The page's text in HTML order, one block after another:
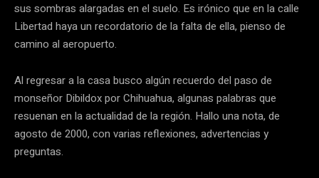
sus sombras alargadas en el suelo. Es irónico que en la calle
Libertad haya un recordatorio de la falta de ella, pienso de
camino al aeropuerto.
Al regresar a la casa busco algún recuerdo del paso de
monseñor Dibildox por Chihuahua, algunas palabras que
resuenan en la actualidad de la región. Hallo una nota, de
agosto de 2000, con varias reflexiones, advertencias y
preguntas.